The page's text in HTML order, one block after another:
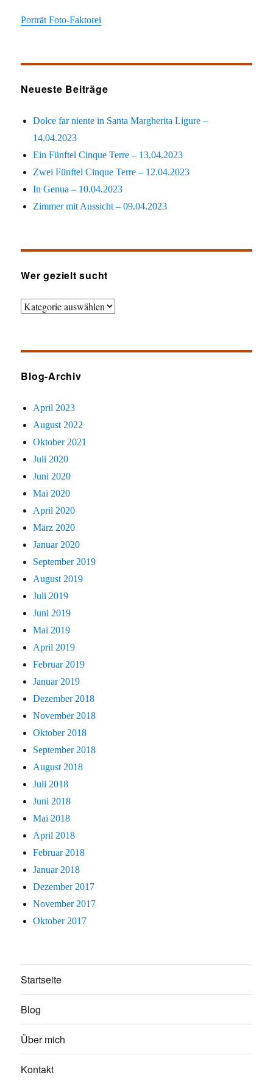
Porträt Foto-Faktorei
Neueste Beiträge
Dolce far niente in Santa Margherita Ligure –
14.04.2023
Ein Fünftel Cinque Terre – 13.04.2023
Zwei Fünftel Cinque Terre – 12.04.2023
In Genua – 10.04.2023
Zimmer mit Aussicht – 09.04.2023
Wer gezielt sucht
Wer
Blog-Archiv
April 2023
August 2022
Oktober 2021
Juli 2020
Juni 2020
Mai 2020
April 2020
März 2020
Januar 2020
September 2019
August 2019
Juli 2019
Juni 2019
Mai 2019
April 2019
Februar 2019
Januar 2019
Dezember 2018
November 2018
Oktober 2018
September 2018
August 2018
Juli 2018
Juni 2018
Mai 2018
April 2018
Februar 2018
Januar 2018
Dezember 2017
November 2017
Oktober 2017
Startseite
Blog
Über mich
Kontakt